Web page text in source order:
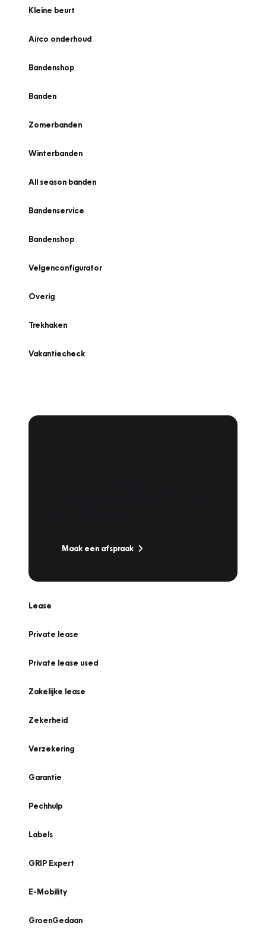
Kleine beurt
Airco onderhoud
Bandenshop
Banden
Zomerbanden
Winterbanden
All season banden
Bandenservice
Bandenshop
Velgenconfigurator
Overig
Trekhaken
Vakantiecheck
Maak een afspraak
Lease
Private lease
Private lease used
Zakelijke lease
Zekerheid
Verzekering
Garantie
Pechhulp
Labels
GRIP Expert
E-Mobility
GroenGedaan